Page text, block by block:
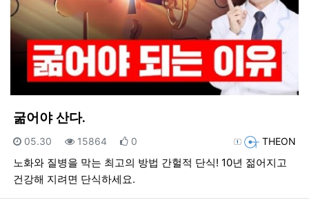
굶어야 산다.
등록자THEON
등록일
05.30 조회
15864 추천
0
노화와 질병을 막는 최고의 방법 간헐적 단식! 10년 젊어지고
건강해 지려면 단식하세요.